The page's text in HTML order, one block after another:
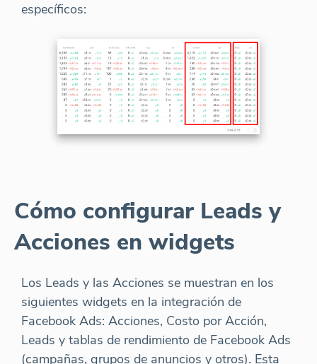
específicos:
Cómo configurar Leads y
Acciones en widgets
Los Leads y las Acciones se muestran en los
siguientes widgets en la integración de
Facebook Ads: Acciones, Costo por Acción,
Leads y tablas de rendimiento de Facebook Ads
(campañas, grupos de anuncios y otros). Esta